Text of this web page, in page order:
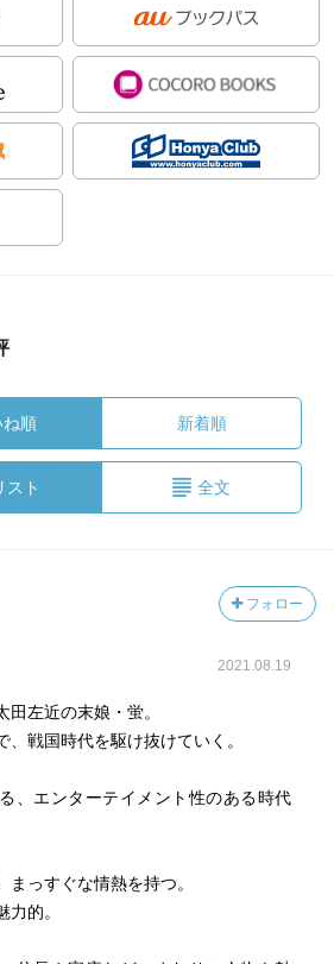
ね順 新着順
スト 全文
フォロー
2021.08.19
左近の末娘・蛍。
、戦国時代を駆け抜けていく。
、エンターテイメント性のある時代
っすぐな情熱を持つ。
的。